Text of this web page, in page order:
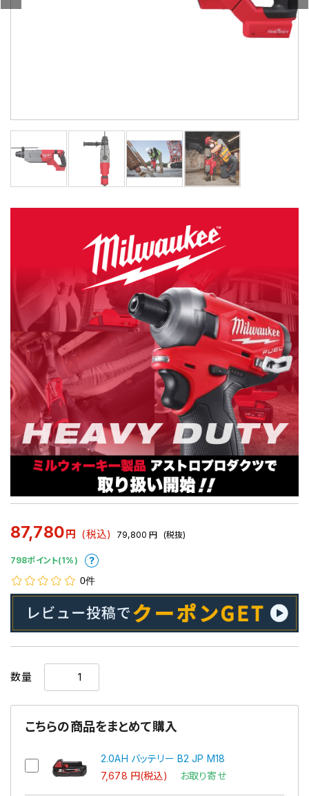
87,780 円 (税込) 79,800 円 (税抜)
798ポイント(1%)
0件
数量
こちらの商品をまとめて購入
2.0AH バッテリー B2 JP M18
7,678 円(税込)
お取り寄せ